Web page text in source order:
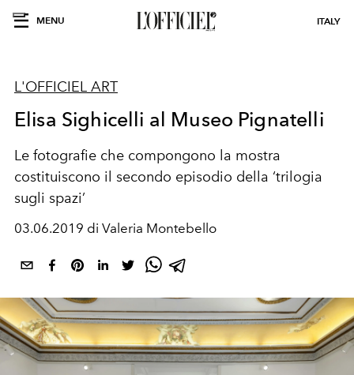
MENU ITALY
L'OFFICIEL ART
Elisa Sighicelli al Museo Pignatelli
Le fotografie che compongono la mostra
costituiscono il secondo episodio della ‘trilogia
sugli spazi’
03.06.2019 di Valeria Montebello